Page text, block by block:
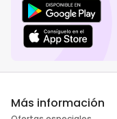
Más información